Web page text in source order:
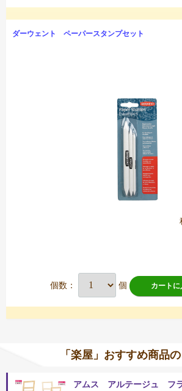
ダーウェント ペーパースタンプセット
個数： 個 カートに
「楽屋」おすすめ商品
アムス アルテージュ フ